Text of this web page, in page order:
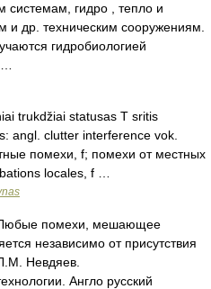
системам, гидро , тепло и
и др. техническим сооружениям.
гидробиологией
trukdžiai statusas T sritis
angl. clutter interference vok.
помехи, f; помехи от местных
locales, f …
помехи, мешающее
независимо от присутствия
Невдяев.
Англо русский